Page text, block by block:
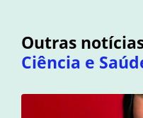
Outras
Ciência e